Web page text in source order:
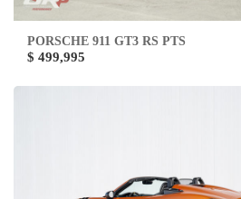
PORSCHE 911 GT3 RS PTS
$ 499,995